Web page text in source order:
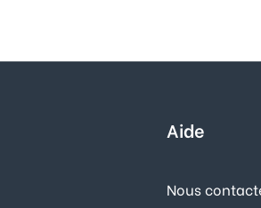
Aide
Nous